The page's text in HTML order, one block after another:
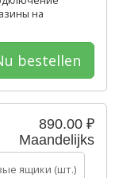
на
bestellen
890.00 ₽
Maandelijks
ящики (шт.)